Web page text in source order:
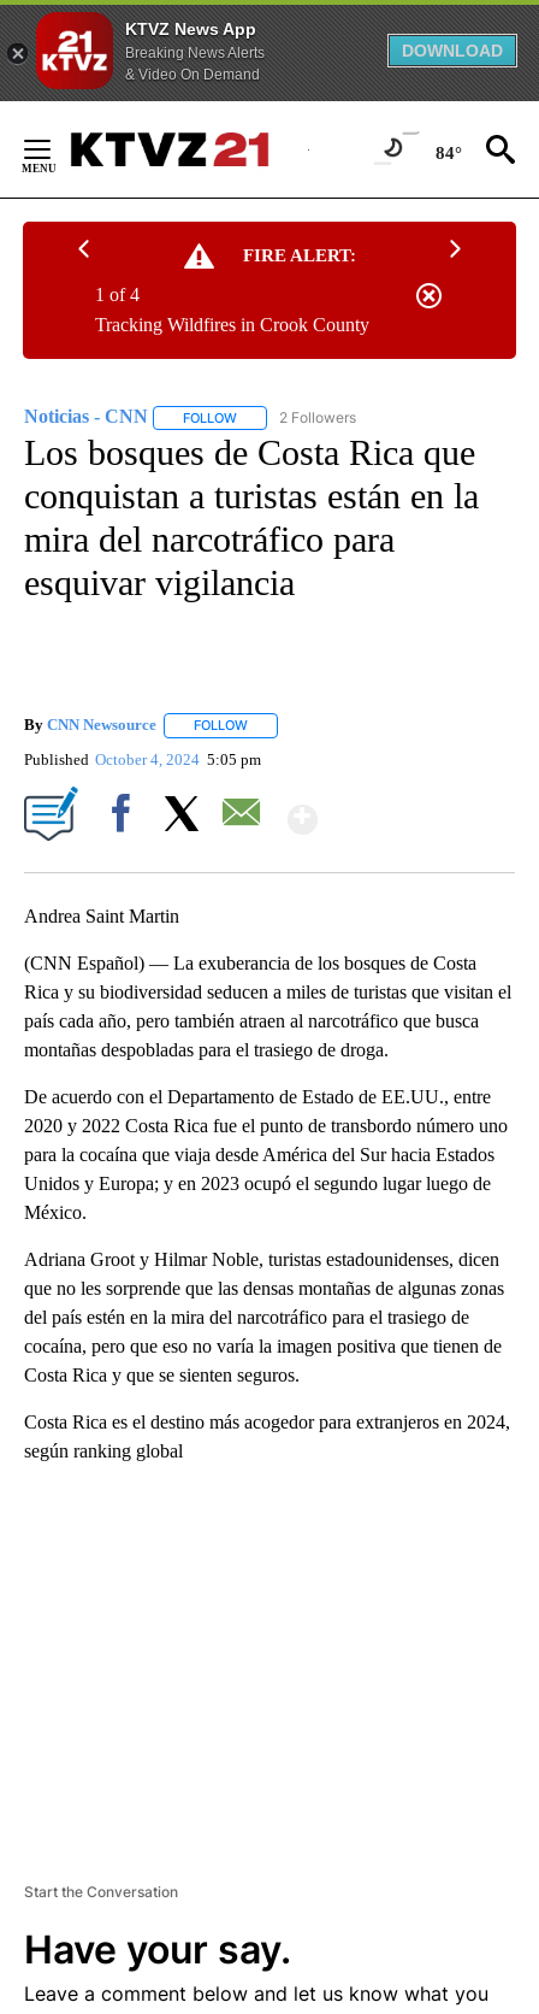
KTVZ News App
Breaking News Alerts
& Video On Demand
DOWNLOAD
Content
84°
FIRE ALERT:
Tracking Wildfires in Crook County
1 of 4
Noticias - CNN FOLLOW FOLLOW "NOTICIAS - CNN" TO RECEIVE
2 Followers
Los bosques de Costa Rica que
conquistan a turistas están en la
mira del narcotráfico para
esquivar vigilancia
By CNN Newsource FOLLOW
Published October 4, 2024 5:05 pm
Andrea Saint Martin
(CNN Español) — La exuberancia de los bosques de Costa
Rica y su biodiversidad seducen a miles de turistas que visitan el
país cada año, pero también atraen al narcotráfico que busca
montañas despobladas para el trasiego de droga.
De acuerdo con el Departamento de Estado de EE.UU., entre
2020 y 2022 Costa Rica fue el punto de transbordo número uno
para la cocaína que viaja desde América del Sur hacia Estados
Unidos y Europa; y en 2023 ocupó el segundo lugar luego de
México.
Adriana Groot y Hilmar Noble, turistas estadounidenses, dicen
que no les sorprende que las densas montañas de algunas zonas
del país estén en la mira del narcotráfico para el trasiego de
cocaína, pero que eso no varía la imagen positiva que tienen de
Costa Rica y que se sienten seguros.
Costa Rica es el destino más acogedor para extranjeros en 2024,
según ranking global
Start the Conversation
Have your say.
Leave a comment below and let us know what you